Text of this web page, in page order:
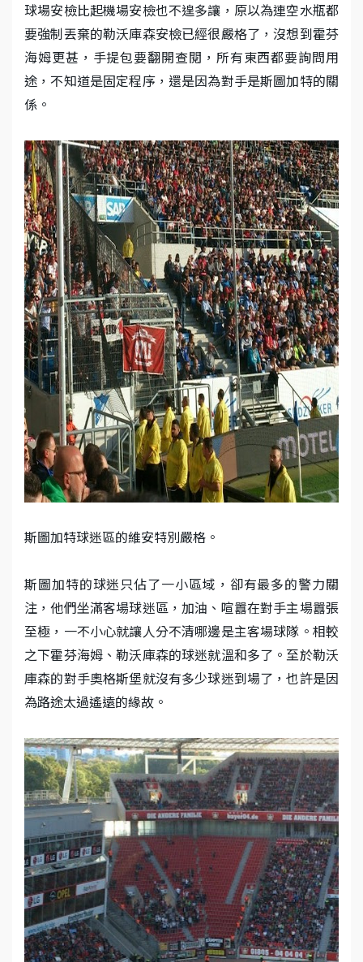
球場安檢比起機場安檢也不遑多讓，原以為連空水瓶都
要強制丟棄的勒沃庫森安檢已經很嚴格了，沒想到霍芬
海姆更甚，手提包要翻開查閱，所有東西都要詢問用
途，不知道是固定程序，還是因為對手是斯圖加特的關
係。
斯圖加特球迷區的維安特別嚴格。
斯圖加特的球迷只佔了一小區域，卻有最多的警力關
注，他們坐滿客場球迷區，加油、喧囂在對手主場囂張
至極，一不小心就讓人分不清哪邊是主客場球隊。相較
之下霍芬海姆、勒沃庫森的球迷就溫和多了。至於勒沃
庫森的對手奧格斯堡就沒有多少球迷到場了，也許是因
為路途太過遙遠的緣故。